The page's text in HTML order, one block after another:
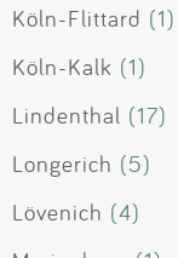
Köln-Flittard (1)
Köln-Kalk (1)
Lindenthal (17)
Longerich (5)
Lövenich (4)